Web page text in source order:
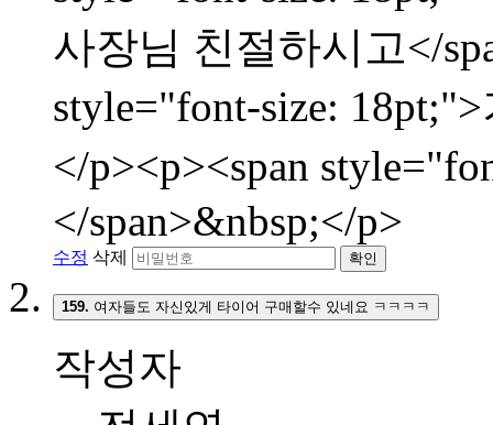
사장님 친절하시고</
style="font-size:
</p><p><span
</span>&nbsp;</p>
수정 삭제 확인
159. 여자들도 자신있게 타이어 구매할수 있네요 ㅋㅋㅋㅋ
작성자